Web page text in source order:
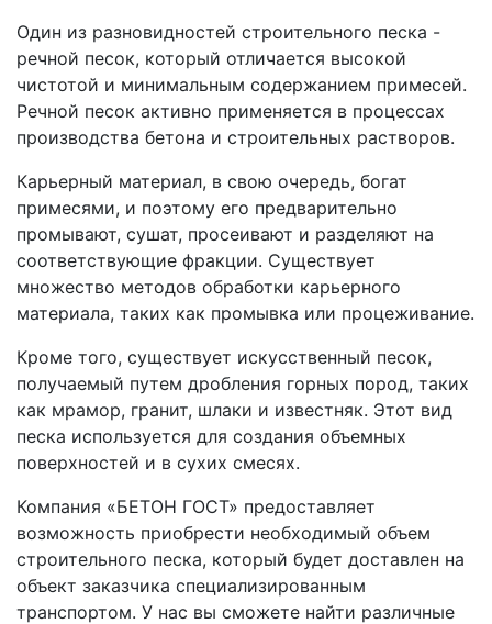
Один из разновидностей строительного песка -
речной песок, который отличается высокой
чистотой и минимальным содержанием примесей.
Речной песок активно применяется в процессах
производства бетона и строительных растворов.
Карьерный материал, в свою очередь, богат
примесями, и поэтому его предварительно
промывают, сушат, просеивают и разделяют на
соответствующие фракции. Существует
множество методов обработки карьерного
материала, таких как промывка или процеживание.
Кроме того, существует искусственный песок,
получаемый путем дробления горных пород, таких
как мрамор, гранит, шлаки и известняк. Этот вид
песка используется для создания объемных
поверхностей и в сухих смесях.
Компания «БЕТОН ГОСТ» предоставляет
возможность приобрести необходимый объем
строительного песка, который будет доставлен на
объект заказчика специализированным
транспортом. У нас вы сможете найти различные